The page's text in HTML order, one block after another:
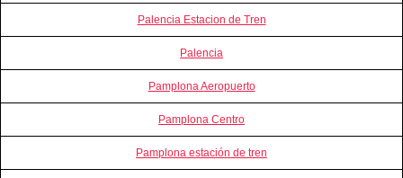
Palencia Estacion de Tren
Palencia
Pamplona Aeropuerto
Pamplona Centro
Pamplona estación de tren